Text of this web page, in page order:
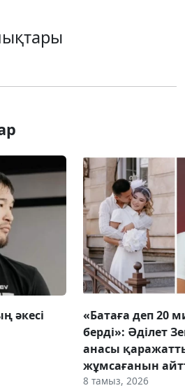
әкесі
«Батаға деп 20
берді»: Әділет
анасы
жұмсағанын
8 тамыз, 2026